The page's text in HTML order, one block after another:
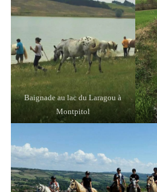
Baignade au lac du Laragou à
Montpitol